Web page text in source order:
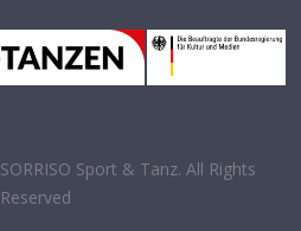
SORRISO Sport & Tanz. All Rights
Reserved